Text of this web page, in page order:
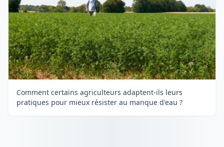
Comment certains agriculteurs adaptent-ils leurs
pratiques pour mieux résister au manque d'eau ?